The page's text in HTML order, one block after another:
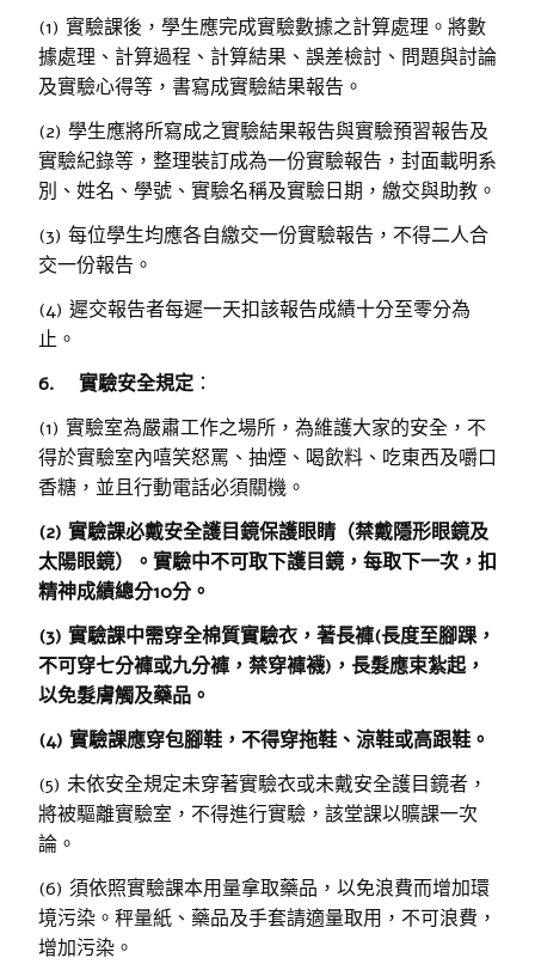
(1) 實驗課後，學生應完成實驗數據之計算處理。將數
據處理、計算過程、計算結果、誤差檢討、問題與討論
及實驗心得等，書寫成實驗結果報告。
(2) 學生應將所寫成之實驗結果報告與實驗預習報告及
實驗紀錄等，整理裝訂成為一份實驗報告，封面載明系
別、姓名、學號、實驗名稱及實驗日期，繳交與助教。
(3) 每位學生均應各自繳交一份實驗報告，不得二人合
交一份報告。
(4) 遲交報告者每遲一天扣該報告成績十分至零分為
止。
6. 實驗安全規定 ：
(1) 實驗室為嚴肅工作之場所，為維護大家的安全，不
得於實驗室內嘻笑怒罵、抽煙、喝飲料、吃東西及嚼口
香糖，並且行動電話必須關機。
(2) 實驗課必戴安全護目鏡保護眼睛（禁戴隱形眼鏡及
太陽眼鏡）。實驗中不可取下護目鏡，每取下一次，扣
精神成績總分10分。
(3) 實驗課中需穿全棉質實驗衣，著長褲(長度至腳踝，
不可穿七分褲或九分褲，禁穿褲襪) ，長髮應束紮起，
以免髮膚觸及藥品。
(4) 實驗課應穿包腳鞋，不得穿拖鞋 、涼鞋或高跟鞋 。
(5) 未依安全規定未穿著實驗衣或未戴安全護目鏡者，
將被驅離實驗室，不得進行實驗，該堂課以曠課一次
論。
(6) 須依照實驗課本用量拿取藥品，以免浪費而增加環
境污染。秤量紙、藥品及手套請適量取用，不可浪費，
增加污染。